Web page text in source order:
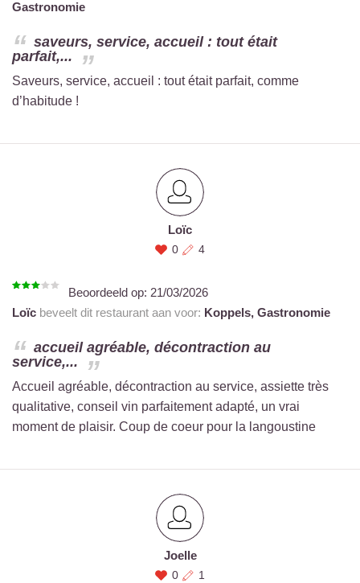
Gastronomie
saveurs, service, accueil : tout était
parfait,...
Saveurs, service, accueil : tout était parfait, comme
d’habitude !
Loïc
0 4
Beoordeeld op: 21/03/2026
Loïc beveelt dit restaurant aan voor: Koppels, Gastronomie
accueil agréable, décontraction au
service,...
Accueil agréable, décontraction au service, assiette très
qualitative, conseil vin parfaitement adapté, un vrai
moment de plaisir. Coup de coeur pour la langoustine
Joelle
0 1